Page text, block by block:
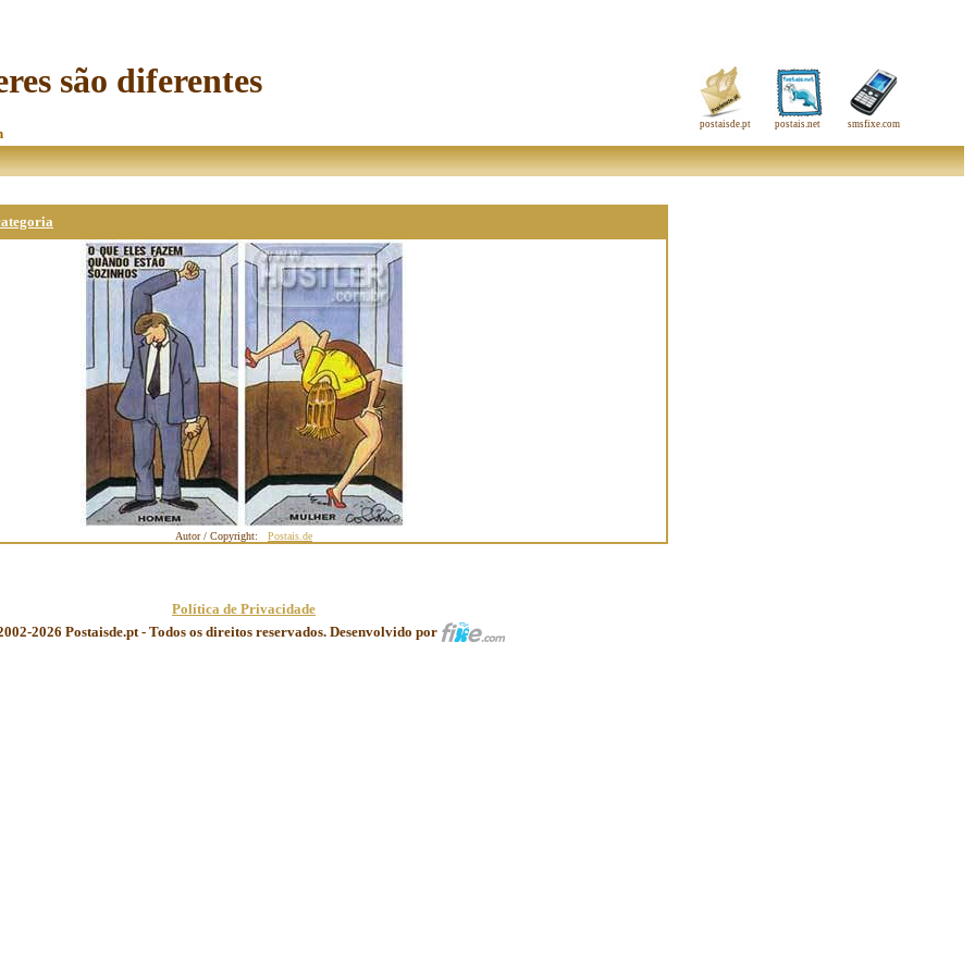
são diferentes
postaisde.pt postais.net smsfixe.com
Autor / Copyright: Postais.de
Política de Privacidade
2026 Postaisde.pt - Todos os direitos reservados. Desenvolvido por